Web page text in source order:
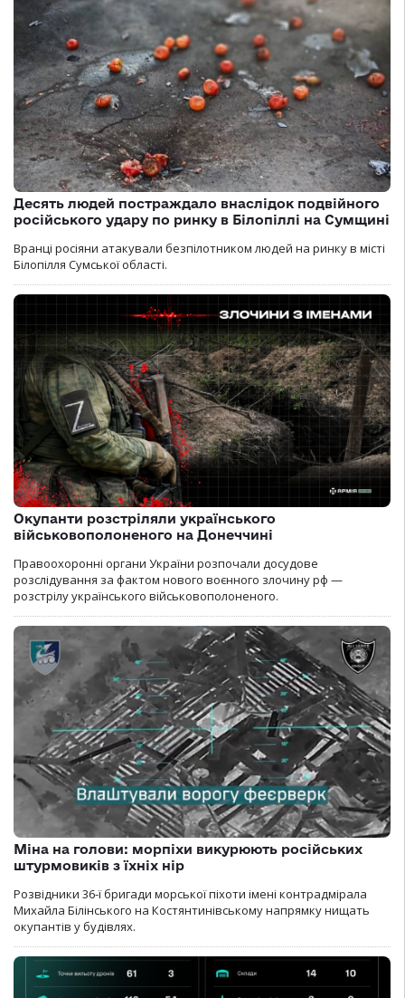
Десять людей постраждало внаслідок подвійного
російського удару по ринку в Білопіллі на Сумщині
Вранці росіяни атакували безпілотником людей на ринку в місті
Білопілля Сумської області.
Окупанти розстріляли українського
військовополоненого на Донеччині
Правоохоронні органи України розпочали досудове
розслідування за фактом нового воєнного злочину рф —
розстрілу українського військовополоненого.
Міна на голови: морпіхи викурюють російських
штурмовиків з їхніх нір
Розвідники 36-ї бригади морської піхоти імені контрадмірала
Михайла Білінського на Костянтинівському напрямку нищать
окупантів у будівлях.